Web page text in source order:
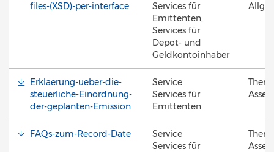
files-(XSD)-per-interface
Services für
Emittenten,
Services für
Depot- und
Geldkontoinhaber
Erklaerung-ueber-die-
steuerliche-Einordnung-
der-geplanten-Emission
Service
Services für
Emittenten
Asset
FAQs-zum-Record-Date
Service
Services für
Asset